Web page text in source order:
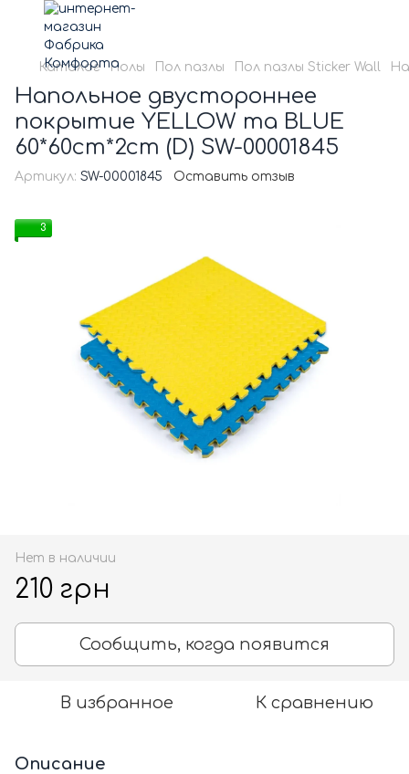
Каталог Полы Пол пазлы Пол пазлы Sticker Wall
Напольное двустороннее
покрытие YELLOW та BLUE
60*60cm*2cm (D) SW-00001845
Артикул: SW-00001845 Оставить отзыв
3
Нет в наличии
210 грн
Сообщить, когда появится
В избранное К сравнению
Описание